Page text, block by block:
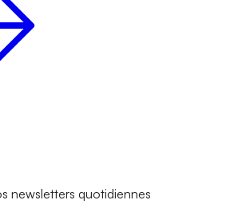
newsletters quotidiennes